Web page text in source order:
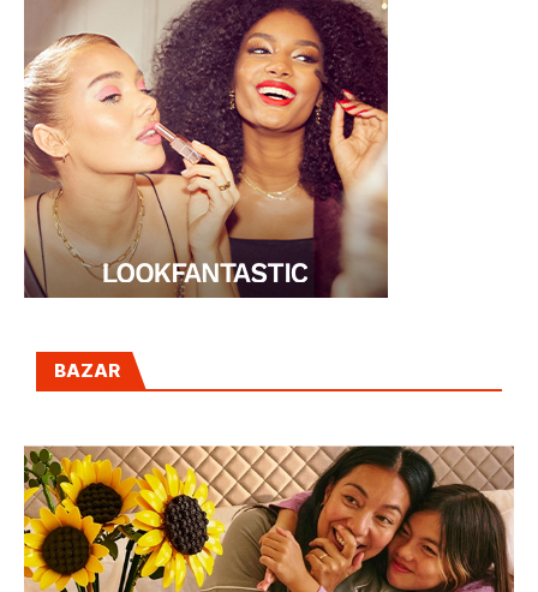
BAZAR